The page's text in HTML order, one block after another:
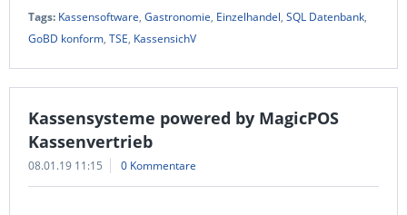
Tags: Kassensoftware, Gastronomie, Einzelhandel, SQL Datenbank,
GoBD konform, TSE, KassensichV
Kassensysteme powered by MagicPOS
Kassenvertrieb
08.01.19 11:15 0 Kommentare